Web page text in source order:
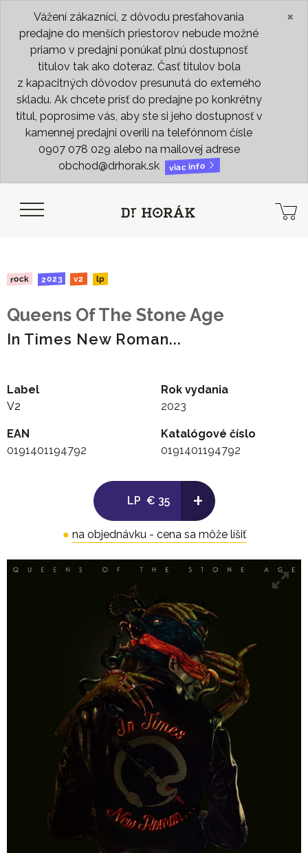
Vážení zákazníci, z dôvodu presťahovania
predajne do menších priestorov nebude možné
priamo v predajni ponúkať plnú dostupnosť
titulov tak ako doteraz. Časť titulov bola
z kapacitných dôvodov presunutá do externého
skladu. Ak chcete prísť do predajne po konkrétny
titul, poprosíme vás, aby ste si jeho dostupnosť v
kamennej predajni overili na telefónnom čísle
0907 078 029 alebo na mailovej adrese
obchod@drhorak.sk
viac info
×
rock 2023 v2 lp
Queens Of The Stone Age
In Times New Roman...
Label
V2
Rok vydania
2023
EAN
0191401194792
Katalógové číslo
0191401194792
LP € 35 +
● na objednávku - cena sa môže líšiť